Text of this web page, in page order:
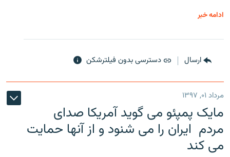
ادامه خبر
ارسال دسترسی بدون فیلترشکن
مرداد ۰۱, ۱۳۹۷
مایک پمپئو می گوید آمریکا صدای
مردم ایران را می شنود و از آنها حمایت
می کند